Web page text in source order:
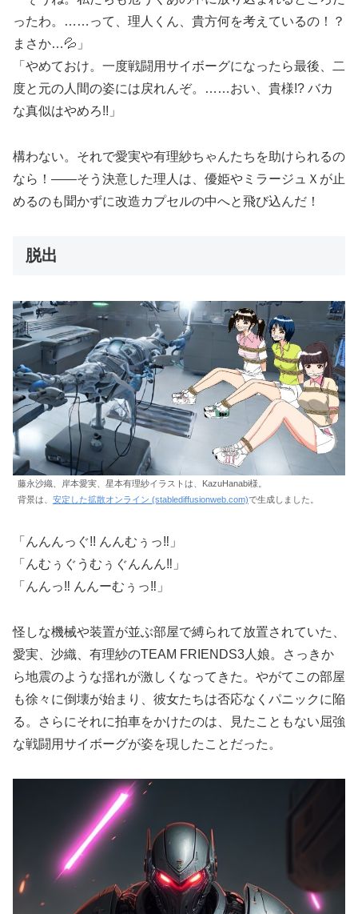
ったわ。……って、理人くん、貴方何を考えているの！？
まさか…💦」
「やめておけ。一度戦闘用サイボーグになったら最後、二
度と元の人間の姿には戻れんぞ。……おい、貴様!? バカ
な真似はやめろ!!」
構わない。それで愛実や有理紗ちゃんたちを助けられるの
なら！――そう決意した理人は、優姫やミラージュＸが止
めるのも聞かずに改造カプセルの中へと飛び込んだ！
脱出
藤永沙織、岸本愛実、星本有理紗イラストは、KazuHanabi様。
背景は、 安定した拡散オンライン (stablediffusionweb.com)で生成しました。
「んんんっぐ!! んんむぅっ‼」
「んむぅぐうむぅぐんんん‼」
「んんっ‼ んんーむぅっ‼」
怪しな機械や装置が並ぶ部屋で縛られて放置されていた、
愛実、沙織、有理紗のTEAM FRIENDS3人娘。さっきか
ら地震のような揺れが激しくなってきた。やがてこの部屋
も徐々に倒壊が始まり、彼女たちは否応なくパニックに陥
る。さらにそれに拍車をかけたのは、見たこともない屈強
な戦闘用サイボーグが姿を現したことだった。